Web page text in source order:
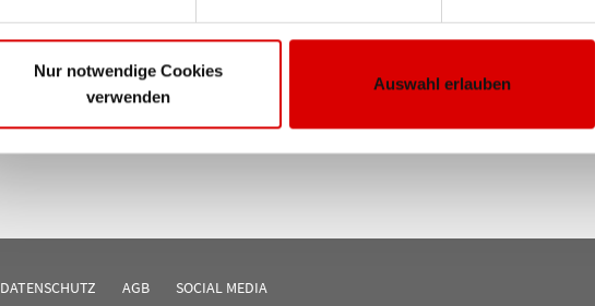
Nur notwendige Cookies
verwenden
Auswahl erlauben
DATENSCHUTZ AGB SOCIAL MEDIA